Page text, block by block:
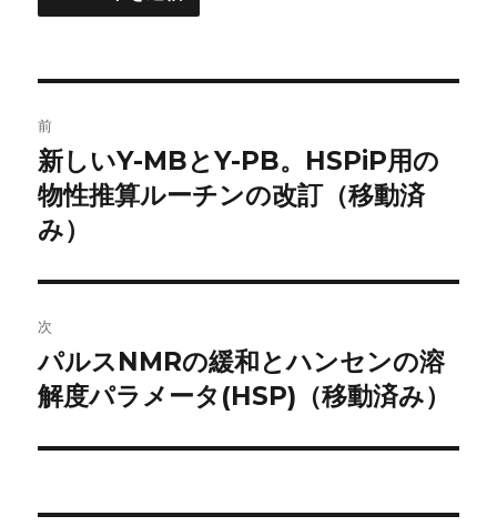
稿
ナ
ビ
ゲ
ー
シ
前
前
の
投
新しいY-MBとY-PB。HSPiP用の
物性推算ルーチンの改訂（移動済
み）
次
次
の
稿:
パルスNMRの緩和とハンセンの溶
解度パラメータ(HSP)（移動済み）